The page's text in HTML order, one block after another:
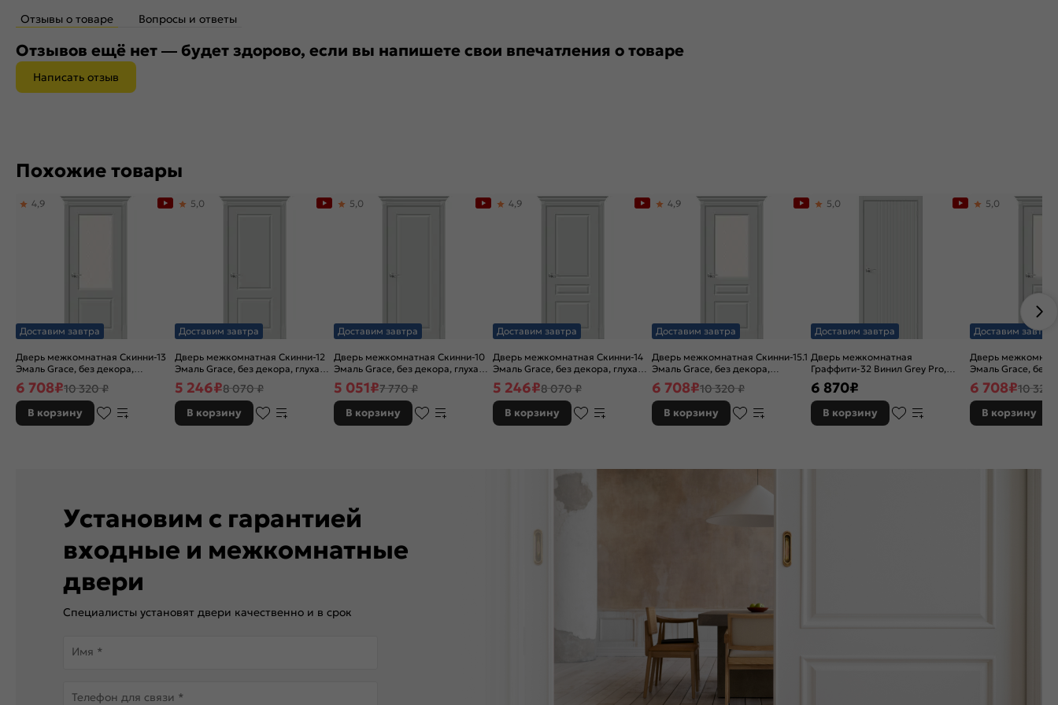
Отзывы о товаре Вопросы и ответы
Отзывов ещё нет — будет здорово, если вы напишете свои впечатления о товаре
Написать отзыв
Похожие товары
Доставим завтра
Дверь межкомнатная Скинни-13
Эмаль Grace, без декора,
остекленная, white сrystal, без
кромки, скиновая
4,9
6 708₽10 320 ₽
В корзину
Доставим завтра
Дверь межкомнатная Скинни-12
Эмаль Grace, без декора, глухая,
без стекла, без кромки, скиновая
5,0
5 246₽8 070 ₽
В корзину
Доставим завтра
Дверь межкомнатная Скинни-10
Эмаль Grace, без декора, глухая,
без стекла, без кромки, скиновая
5,0
5 051₽7 770 ₽
В корзину
Доставим завтра
Дверь межкомнатная Скинни-14
Эмаль Grace, без декора, глухая,
без стекла, без кромки, скиновая
4,9
5 246₽8 070 ₽
В корзину
Доставим завтра
Дверь межкомнатная Скинни-15.1
Эмаль Grace, без декора,
остекленная, white сrystal, без
кромки, скиновая
4,9
6 708₽10 320 ₽
В корзину
Доставим завтра
Дверь межкомнатная
Граффити-32 Винил Grey Pro,
глухая, каркасно-щитовая
5,0
6 870₽
В корзину
Доставим завтра
Дверь
Эмаль Grace, без
остекленная,
кромки, скиновая
5,0
6 708₽10 320
В корзину
Установим с гарантией
входные и межкомнатные
двери
Специалисты установят двери качественно и в срок
Имя *
Телефон для связи *